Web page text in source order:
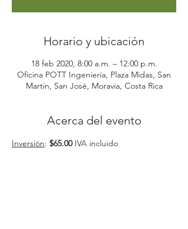
Horario y ubicación
18 feb 2020, 8:00 a.m. – 12:00 p.m.
Oficina POTT Ingeniería, Plaza Midas, San
Martin, San José, Moravia, Costa Rica
Acerca del evento
Inversión: $65.00 IVA incluido